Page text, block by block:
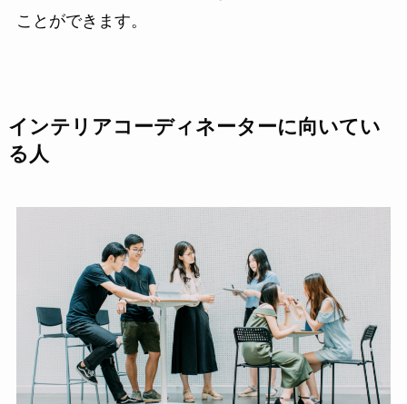
ことができます。
インテリアコーディネーターに向いてい
る人